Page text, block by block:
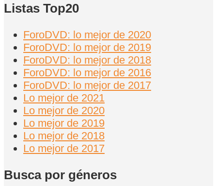
Listas Top20
ForoDVD: lo mejor de 2020
ForoDVD: lo mejor de 2019
ForoDVD: lo mejor de 2018
ForoDVD: lo mejor de 2016
ForoDVD: lo mejor de 2017
Lo mejor de 2021
Lo mejor de 2020
Lo mejor de 2019
Lo mejor de 2018
Lo mejor de 2017
Busca por géneros